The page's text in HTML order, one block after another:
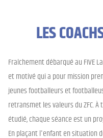
LES
Fraîchement débarqué au FIVE
et motivé qui a pour mission
jeunes footballeurs et
retransmet les valeurs du ZFC.
étudié, chaque séance est un
En plaçant l'enfant en situation